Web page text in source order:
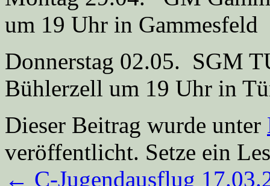
um 19 Uhr in Gammesfeld
Donnerstag 02.05. SGM
Bühlerzell um 19 Uhr in
Dieser Beitrag wurde unter
veröffentlicht. Setze ein
← C-Jugendausflug